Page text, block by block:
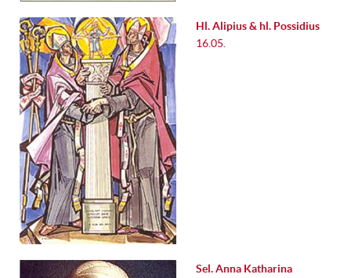
Hl. Alipius & hl. Possidius
16.05.
Sel. Anna Katharina